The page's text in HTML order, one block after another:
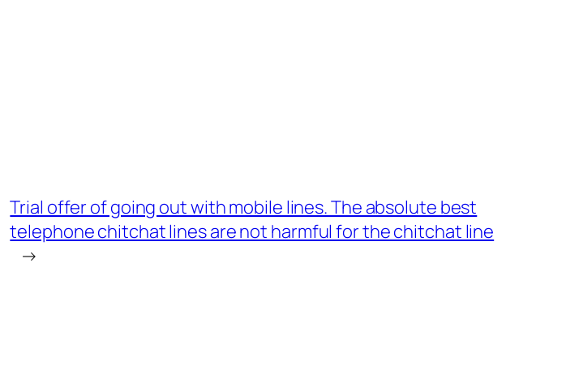
Trial offer of going out with mobile lines. The absolute best
telephone chitchat lines are not harmful for the chitchat line
→